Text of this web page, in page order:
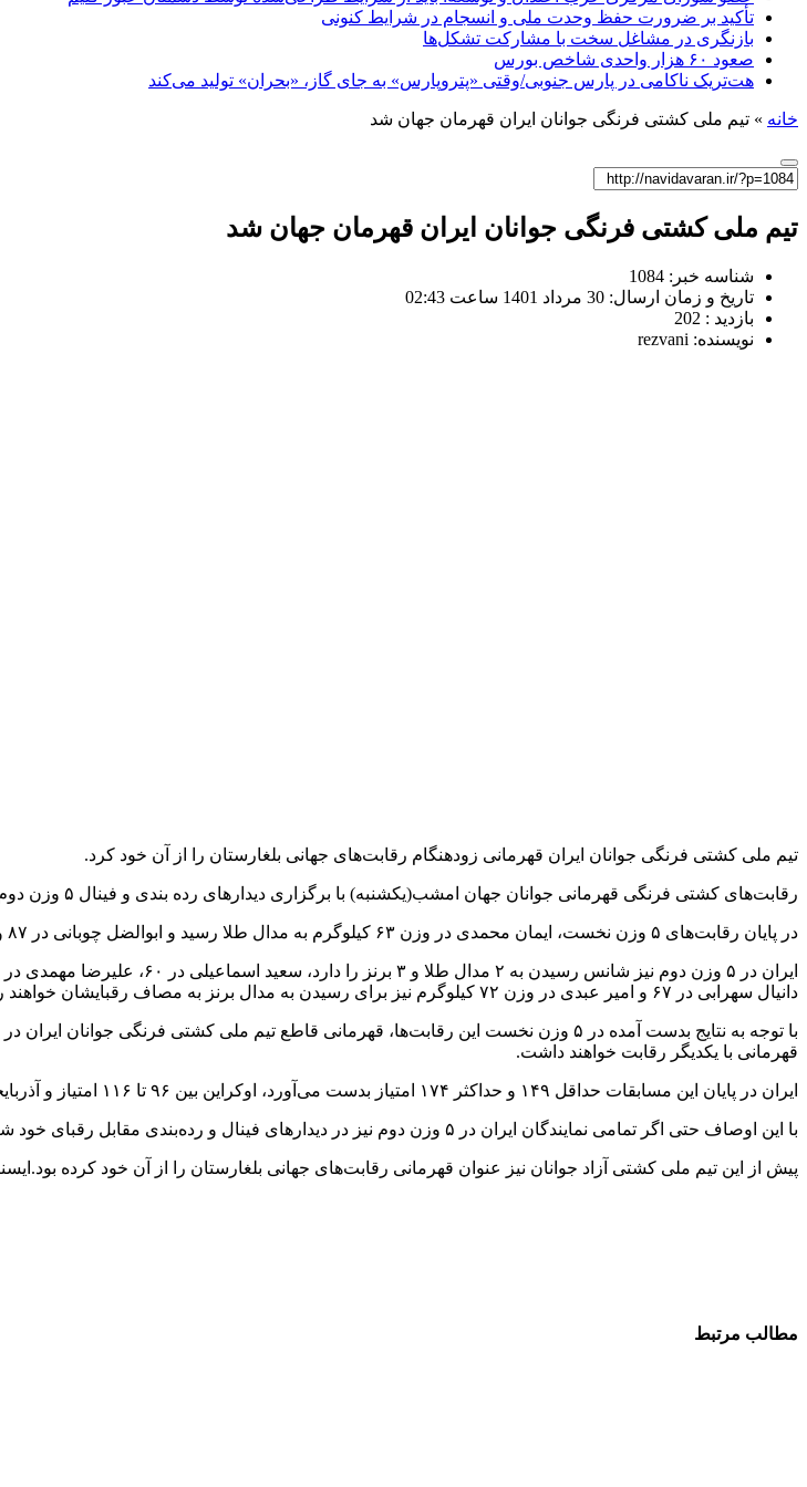
تأکید بر ضرورت حفظ وحدت ملی و انسجام در شرایط کنونی
بازنگری در مشاغل سخت با مشارکت تشکل‌ها
صعود ۶۰ هزار واحدی شاخص بورس
هت‌تریک ناکامی در پارس جنوبی/وقتی «پتروپارس» به جای گاز، «بحران» تولید می‌کند
خانه » تیم ملی کشتی فرنگی جوانان ایران قهرمان جهان شد
تیم ملی کشتی فرنگی جوانان ایران قهرمان جهان شد
شناسه خبر: 1084
تاریخ و زمان ارسال: 30 مرداد 1401 ساعت 02:43
بازدید : 202
نویسنده: rezvani
تیم ملی کشتی فرنگی جوانان ایران قهرمانی زودهنگام رقابت‌های جهانی بلغارستان را از آن خود کرد.
رقابت‌های کشتی فرنگی قهرمانی جوانان جهان امشب(یکشنبه) با برگزاری دیدارهای رده بندی و فینال ۵ وزن دوم این مسابقات، به پایان می رسد.
در پایان رقابت‌های ۵ وزن نخست، ایمان محمدی در وزن ۶۳ کیلوگرم به مدال طلا رسید و ابوالضل چوبانی در ۸۷ و فردین هدایتی در وزن ۱۳۰ کیلوگرم نیز صاحب مدال نقره شدند.
دانیال سهرابی در ۶۷ و امیر عبدی در وزن ۷۲ کیلوگرم نیز برای رسیدن به مدال برنز به مصاف رقبایشان خواهند رفت.
با توجه به نتایج بدست آمده در ۵ وزن نخست این رقابت‌ها، قهرمانی قاطع تیم ملی کشتی
قهرمانی با یکدیگر رقابت خواهند داشت.
ایران در پایان این مسابقات حداقل ۱۴۹ و حداکثر ۱۷۴ امتیاز بدست می‌آورد، اوکراین بین ۹۶ تا ۱۱۶ امتیاز و آذربایجان نیز از ۱۰۴ تا ۱۱۴ امتیاز کسب خواهد کرد.
با این اوصاف حتی اگر تمامی نمایندگان ایران در ۵ وزن دوم نیز در دیدارهای فینال و رده‌بندی مقابل رقبای خود شکست بخورند باز هم قهرمانی جهان از آن ایران خواهد شد.
پیش از این تیم ملی کشتی آزاد جوانان نیز عنوان قهرمانی رقابت‌های جهانی بلغارستان را از آن خود کرده
مطالب مرتبط